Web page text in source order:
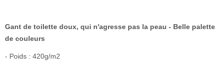
Gant de toilette doux, qui n'agresse pas la peau - Belle palette
de couleurs
- Poids : 420g/m2